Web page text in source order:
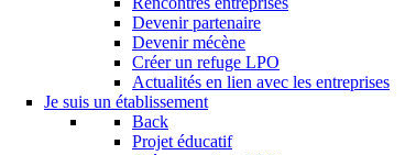
Devenir partenaire
Devenir mécène
Créer un refuge LPO
Actualités en lien avec les entreprises
Je suis un établissement
Back
Projet éducatif